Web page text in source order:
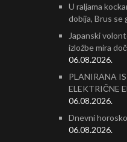
U raljama
dobija, Brus se
Japanski
izložbe mira
06.08.2026.
PLANIRANA
ELEKTRIČNE
06.08.2026.
Dnevni
06.08.2026.